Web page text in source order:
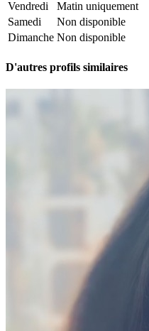
Vendredi
Matin uniquement
Samedi
Non disponible
Dimanche Non disponible
D'autres profils similaires